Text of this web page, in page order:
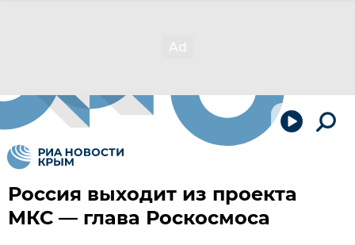
Россия выходит из проекта
МКС — глава Роскосмоса